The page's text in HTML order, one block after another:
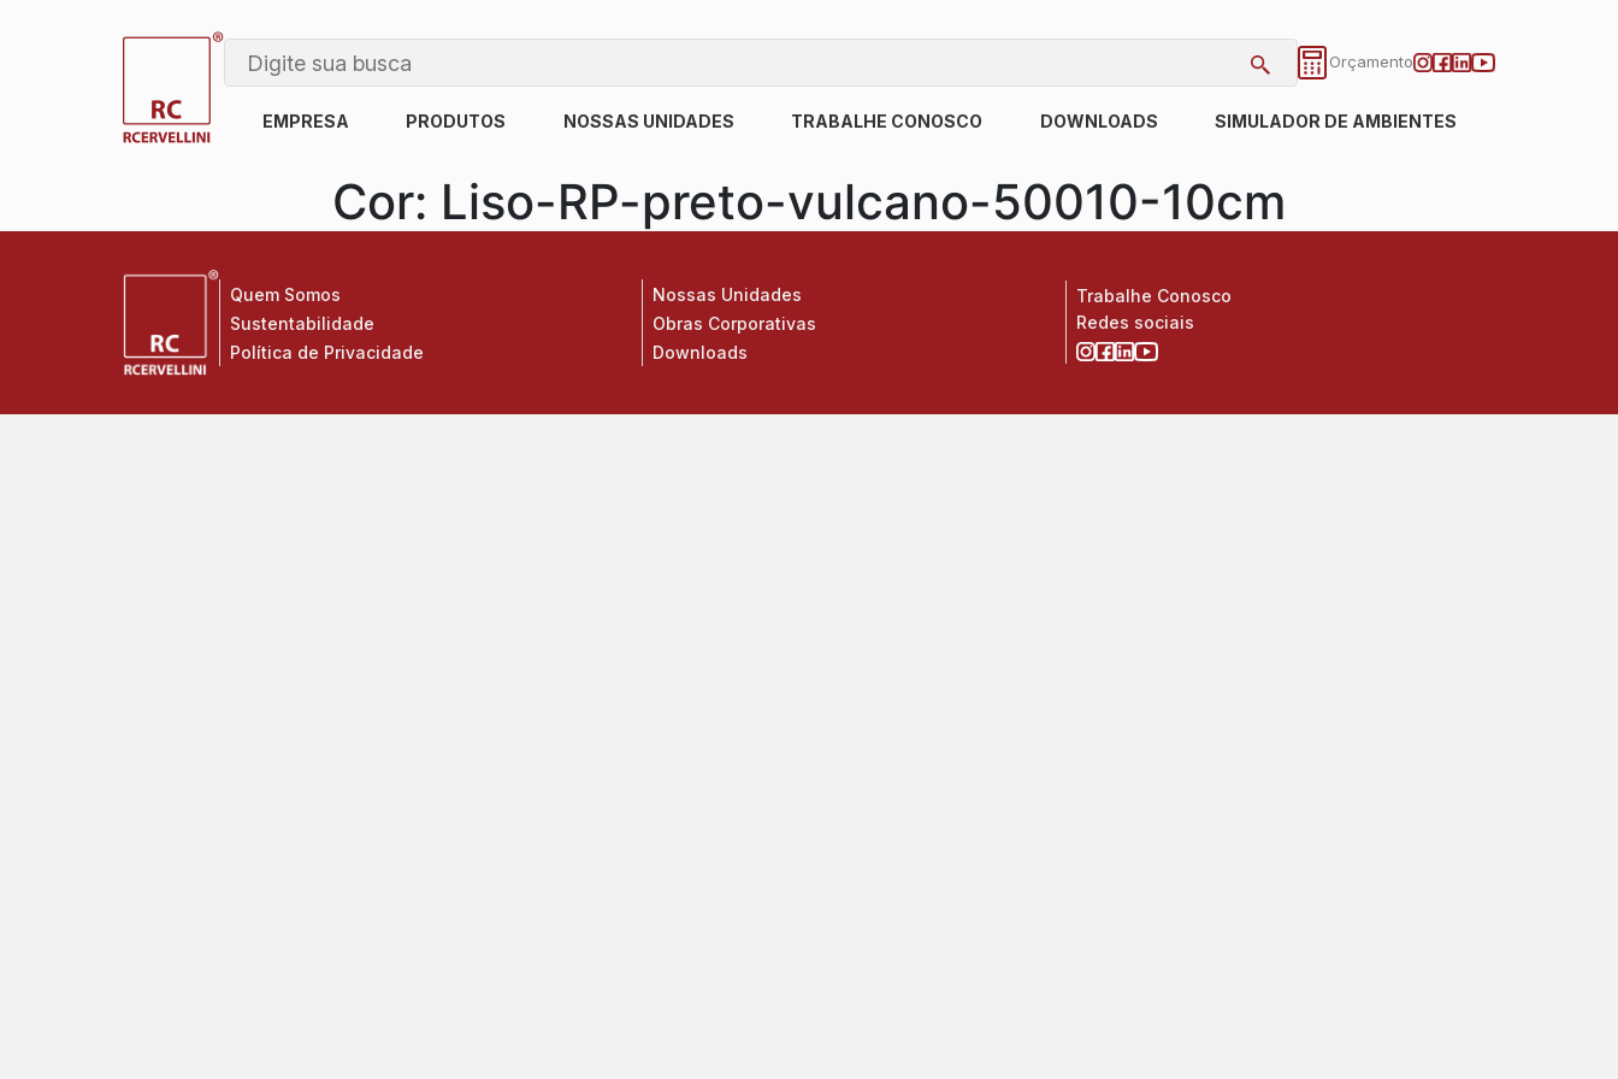
Orçamento
EMPRESA PRODUTOS NOSSAS UNIDADES TRABALHE CONOSCO DOWNLOADS SIMULADOR DE AMBIENTES
Cor: Liso-RP-preto-vulcano-50010-10cm
Quem Somos
Sustentabilidade
Política de Privacidade
Nossas Unidades
Obras Corporativas
Downloads
Trabalhe Conosco
Redes sociais